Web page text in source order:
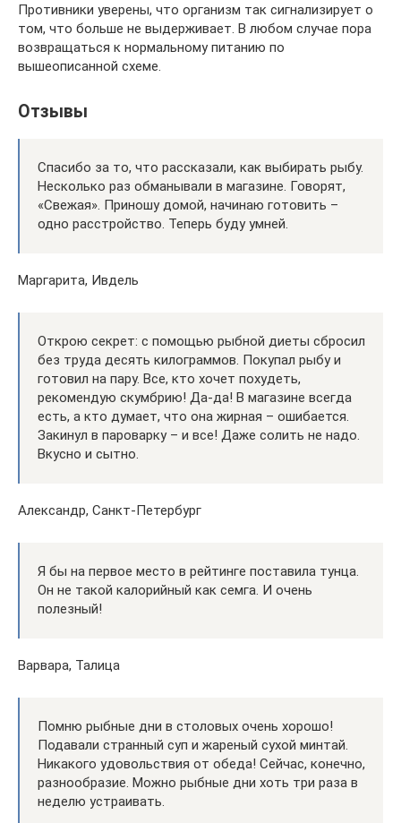
Противники уверены, что организм так сигнализирует о
том, что больше не выдерживает. В любом случае пора
возвращаться к нормальному питанию по
вышеописанной схеме.
Отзывы
Спасибо за то, что рассказали, как выбирать рыбу.
Несколько раз обманывали в магазине. Говорят,
«Свежая». Приношу домой, начинаю готовить –
одно расстройство. Теперь буду умней.
Маргарита, Ивдель
Открою секрет: с помощью рыбной диеты сбросил
без труда десять килограммов. Покупал рыбу и
готовил на пару. Все, кто хочет похудеть,
рекомендую скумбрию! Да-да! В магазине всегда
есть, а кто думает, что она жирная – ошибается.
Закинул в пароварку – и все! Даже солить не надо.
Вкусно и сытно.
Александр, Санкт-Петербург
Я бы на первое место в рейтинге поставила тунца.
Он не такой калорийный как семга. И очень
полезный!
Варвара, Талица
Помню рыбные дни в столовых очень хорошо!
Подавали странный суп и жареный сухой минтай.
Никакого удовольствия от обеда! Сейчас, конечно,
разнообразие. Можно рыбные дни хоть три раза в
неделю устраивать.